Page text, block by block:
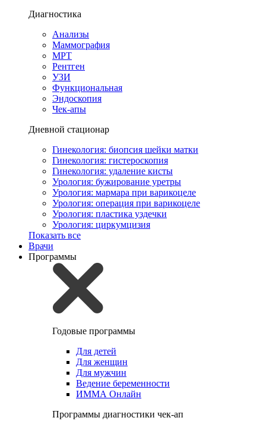
Диагностика
Анализы
Маммография
МРТ
Рентген
УЗИ
Функциональная
Эндоскопия
Чек-апы
Дневной стационар
Гинекология: биопсия шейки матки
Гинекология: гистероскопия
Гинекология: удаление кисты
Урология: бужирование уретры
Урология: мармара при варикоцеле
Урология: операция при варикоцеле
Урология: пластика уздечки
Урология: циркумцизия
Показать все
Врачи
Программы
Годовые программы
Для детей
Для женщин
Для мужчин
Ведение беременности
ИММА Онлайн
Программы диагностики чек-ап